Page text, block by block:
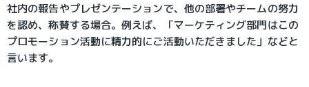
社内の報告やプレゼンテーションで、他の部署やチームの努力
を認め、称賛する場合。例えば、「マーケティング部門はこの
プロモーション活動に精力的にご活動いただきました」などと
言います。